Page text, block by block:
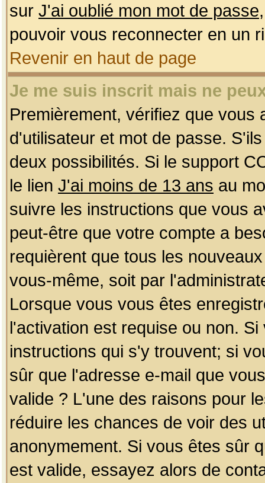
sur J'ai oublié mon mot de passe
pouvoir vous reconnecter en un
Revenir en haut de page
Je me suis inscrit mais ne
Premièrement, vérifiez que
d'utilisateur et mot de passe.
deux possibilités. Si le support
le lien J'ai moins de 13 ans au
suivre les instructions que vous
peut-être que votre compte a
requièrent que tous les
vous-même, soit par
Lorsque vous vous êtes
l'activation est requise ou non.
instructions qui s'y trouvent; si
sûr que l'adresse e-mail que
valide ? L'une des raisons pour
réduire les chances de voir des
anonymement. Si vous êtes sûr
est valide, essayez alors de